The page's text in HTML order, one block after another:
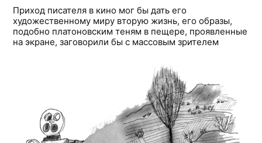
Приход писателя в кино мог бы дать его
художественному миру вторую жизнь, его образы,
подобно платоновским теням в пещере, проявленные
на экране, заговорили бы с массовым зрителем